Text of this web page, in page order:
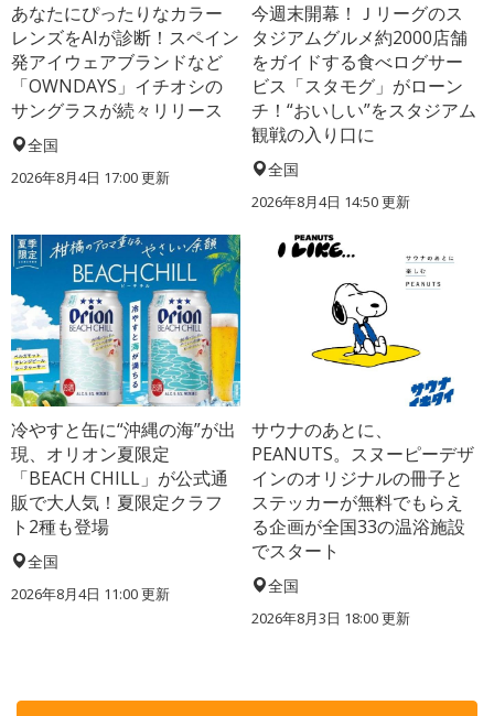
あなたにぴったりなカラー
レンズをAIが診断！スペイン
発アイウェアブランドなど
「OWNDAYS」イチオシの
サングラスが続々リリース
全国
2026年8月4日 17:00更新
今週末開幕！Ｊリーグのス
タジアムグルメ約2000店舗
をガイドする食べログサー
ビス「スタモグ」がローン
チ！“おいしい”をスタジアム
観戦の入り口に
全国
2026年8月4日 14:50更新
冷やすと缶に“沖縄の海”が出
現、オリオン夏限定
「BEACH CHILL」が公式通
販で大人気！夏限定クラフ
ト2種も登場
全国
2026年8月4日 11:00更新
サウナのあとに、
PEANUTS。スヌーピーデザ
インのオリジナルの冊子と
ステッカーが無料でもらえ
る企画が全国33の温浴施設
でスタート
全国
2026年8月3日 18:00更新